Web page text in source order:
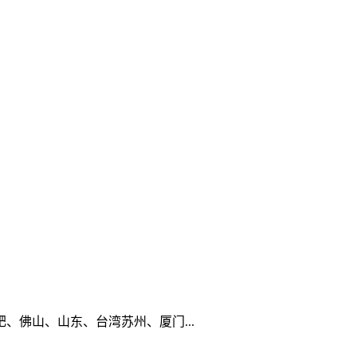
佛山、山东、台湾苏州、厦门...